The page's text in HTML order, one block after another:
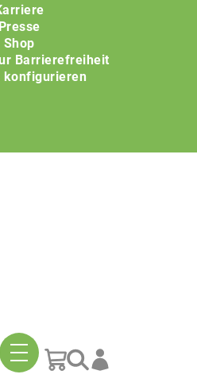
Presse
Shop
Barrierefreiheit
konfigurieren